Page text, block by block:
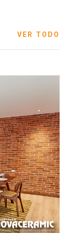
VER TODO